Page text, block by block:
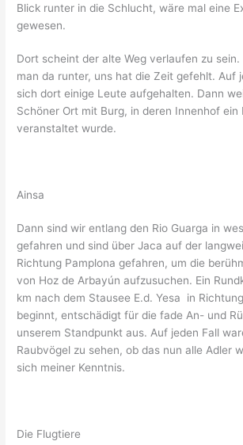
Blick runter in die Schlucht, wäre mal eine
gewesen.
Dort scheint der alte Weg verlaufen zu
man da runter, uns hat die Zeit gefehlt. Auf
sich dort einige Leute aufgehalten. Dann
Schöner Ort mit Burg, in deren Innenhof ein
veranstaltet wurde.
Ainsa
Dann sind wir entlang den Rio Guarga in
gefahren und sind über Jaca auf der
Richtung Pamplona gefahren, um die
von Hoz de Arbayún aufzusuchen. Ein
km nach dem Stausee E.d. Yesa in
beginnt, entschädigt für die fade An- und
unserem Standpunkt aus. Auf jeden Fall
Raubvögel zu sehen, ob das nun alle Adler
sich meiner Kenntnis.
Die Flugtiere